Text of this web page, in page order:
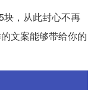
块，从此封心不再
文案能够带给你的